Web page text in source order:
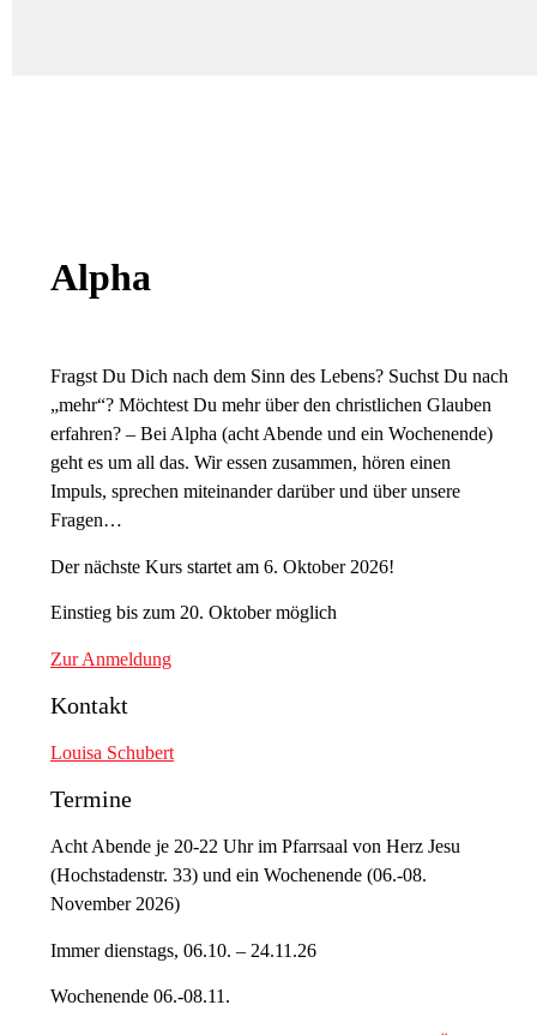
Alpha
Fragst Du Dich nach dem Sinn des Lebens? Suchst Du nach
„mehr“? Möchtest Du mehr über den christlichen Glauben
erfahren? – Bei Alpha (acht Abende und ein Wochenende)
geht es um all das. Wir essen zusammen, hören einen
Impuls, sprechen miteinander darüber und über unsere
Fragen…
Der nächste Kurs startet am 6. Oktober 2026!
Einstieg bis zum 20. Oktober möglich
Zur Anmeldung
Kontakt
Louisa Schubert
Termine
Acht Abende je 20-22 Uhr im Pfarrsaal von Herz Jesu
(Hochstadenstr. 33) und ein Wochenende (06.-08.
November 2026)
Immer dienstags, 06.10. – 24.11.26
Wochenende 06.-08.11.